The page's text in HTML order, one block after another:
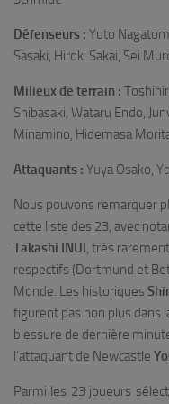
Défenseurs : Yuto
Sasaki, Hiroki Sakai, Sei
Milieux de terrain :
Shibasaki, Wataru Endo,
Minamino, Hidemasa
Attaquants : Yuya Osako,
Nous pouvons remarquer
cette liste des 23, avec
Takashi INUI, très
respectifs (Dortmund et
Monde. Les historiques
figurent pas non plus dans
blessure de dernière
l’attaquant de Newcastle
Parmi les 23 joueurs